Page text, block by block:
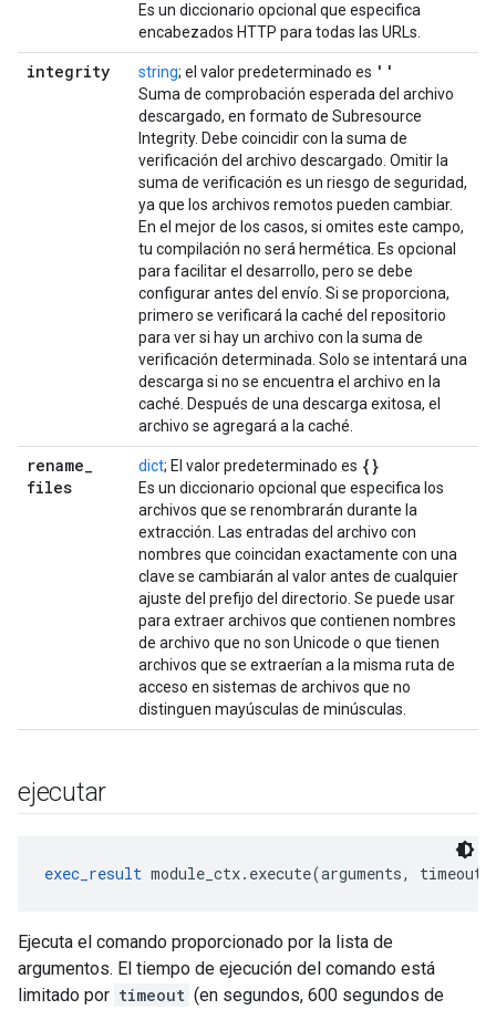
Es un diccionario opcional que especifica
encabezados HTTP para todas las URLs.
integrity string; el valor predeterminado es ''
Suma de comprobación esperada del archivo
descargado, en formato de Subresource
Integrity. Debe coincidir con la suma de
verificación del archivo descargado. Omitir la
suma de verificación es un riesgo de seguridad,
ya que los archivos remotos pueden cambiar.
En el mejor de los casos, si omites este campo,
tu compilación no será hermética. Es opcional
para facilitar el desarrollo, pero se debe
configurar antes del envío. Si se proporciona,
primero se verificará la caché del repositorio
para ver si hay un archivo con la suma de
verificación determinada. Solo se intentará una
descarga si no se encuentra el archivo en la
caché. Después de una descarga exitosa, el
archivo se agregará a la caché.
rename_
files
dict; El valor predeterminado es {}
Es un diccionario opcional que especifica los
archivos que se renombrarán durante la
extracción. Las entradas del archivo con
nombres que coincidan exactamente con una
clave se cambiarán al valor antes de cualquier
ajuste del prefijo del directorio. Se puede usar
para extraer archivos que contienen nombres
de archivo que no son Unicode o que tienen
archivos que se extraerían a la misma ruta de
acceso en sistemas de archivos que no
distinguen mayúsculas de minúsculas.
ejecutar
exec_result module_ctx.execute(arguments,
Ejecuta el comando proporcionado por la lista de
argumentos. El tiempo de ejecución del comando está
limitado por timeout (en segundos, 600 segundos de